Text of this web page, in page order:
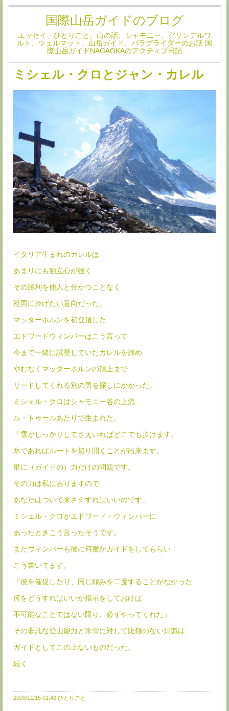
国際山岳ガイドのブログ
エッセイ、ひとりごと、山の話、シャモニー、グリンデルワ
ルト、ツェルマット、山岳ガイド、パラグライダーのお話 国
際山岳ガイドNAGAOKAのアクティブ日記
ミシェル・クロとジャン・カレル
イタリア生まれのカレルは
あまりにも独立心が強く
その勝利を他人と分かつことなく
祖国に捧げたい意向だった。
マッターホルンを初登頂した
エドワードウィンパーはこう言って
今まで一緒に試登していたカレルを諦め
やむなくマッターホルンの頂上まで
リードしてくれる別の男を探しにかかった。
ミシェル・クロはシャモニー谷の上流
ル・トゥールあたりで生まれた。
「雪がしっかりしてさえいればどこでも歩けます。
氷であればルートを切り開くことが出来ます。
単に（ガイドの）力だけの問題です。
その力は私にありますので
あなたはついて来さえすればいいのです」
ミシェル・クロがエドワード・ウィンパーに
あったときこう言ったそうです。
またウィンパーも彼に何度かガイドをしてもらい
こう書いてます。
「彼を催促したり、同じ頼みを二度することがなかった
何をどうすればいいか指示をしておけば
不可能なことではない限り、必ずやってくれた」
その非凡な登山能力と氷雪に対して比類のない知識は
ガイドとしてこの上ないものだった。
続く
2009/11/15 01:43 ひとりごと